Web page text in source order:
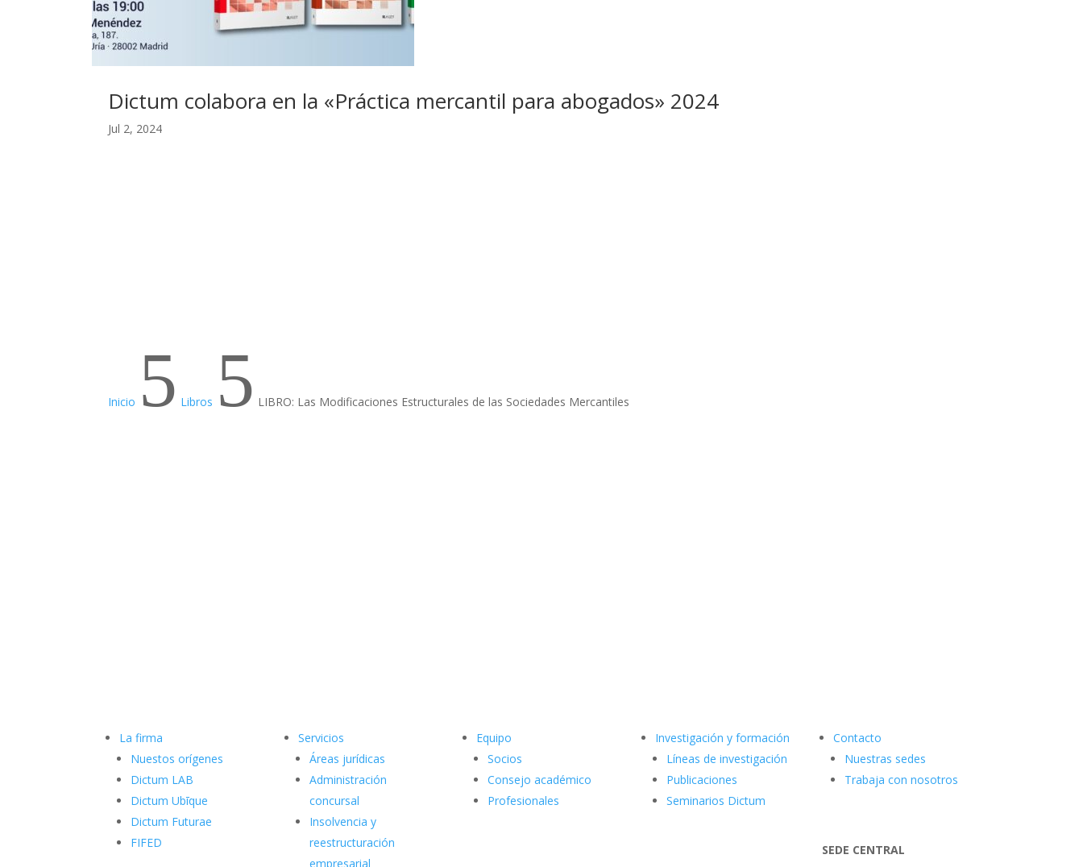
Dictum colabora en la «Práctica mercantil para abogados» 2024
Jul 2, 2024
Inicio 5 Libros 5 LIBRO: Las Modificaciones Estructurales de las Sociedades Mercantiles
La firma
Nuestos orígenes
Dictum LAB
Dictum Ubīque
Dictum Futurae
FIFED
Servicios
Áreas jurídicas
Administración
concursal
Insolvencia y
reestructuración
empresarial
Equipo
Socios
Consejo académico
Profesionales
Investigación y formación
Líneas de investigación
Publicaciones
Seminarios Dictum
Contacto
Nuestras sedes
Trabaja con nosotros
SEDE CENTRAL